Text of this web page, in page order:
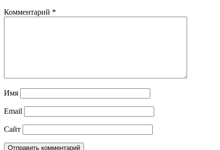
Комментарий *
Имя
Email
Сайт